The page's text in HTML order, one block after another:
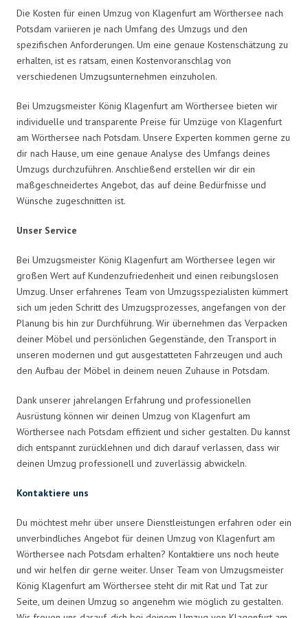
Die Kosten für einen Umzug von Klagenfurt am Wörthersee nach
Potsdam variieren je nach Umfang des Umzugs und den
spezifischen Anforderungen. Um eine genaue Kostenschätzung zu
erhalten, ist es ratsam, einen Kostenvoranschlag von
verschiedenen Umzugsunternehmen einzuholen.
Bei Umzugsmeister König Klagenfurt am Wörthersee bieten wir
individuelle und transparente Preise für Umzüge von Klagenfurt
am Wörthersee nach Potsdam. Unsere Experten kommen gerne zu
dir nach Hause, um eine genaue Analyse des Umfangs deines
Umzugs durchzuführen. Anschließend erstellen wir dir ein
maßgeschneidertes Angebot, das auf deine Bedürfnisse und
Wünsche zugeschnitten ist.
Unser Service
Bei Umzugsmeister König Klagenfurt am Wörthersee legen wir
großen Wert auf Kundenzufriedenheit und einen reibungslosen
Umzug. Unser erfahrenes Team von Umzugsspezialisten kümmert
sich um jeden Schritt des Umzugsprozesses, angefangen von der
Planung bis hin zur Durchführung. Wir übernehmen das Verpacken
deiner Möbel und persönlichen Gegenstände, den Transport in
unseren modernen und gut ausgestatteten Fahrzeugen und auch
den Aufbau der Möbel in deinem neuen Zuhause in Potsdam.
Dank unserer jahrelangen Erfahrung und professionellen
Ausrüstung können wir deinen Umzug von Klagenfurt am
Wörthersee nach Potsdam effizient und sicher gestalten. Du kannst
dich entspannt zurücklehnen und dich darauf verlassen, dass wir
deinen Umzug professionell und zuverlässig abwickeln.
Kontaktiere uns
Du möchtest mehr über unsere Dienstleistungen erfahren oder ein
unverbindliches Angebot für deinen Umzug von Klagenfurt am
Wörthersee nach Potsdam erhalten? Kontaktiere uns noch heute
und wir helfen dir gerne weiter. Unser Team von Umzugsmeister
König Klagenfurt am Wörthersee steht dir mit Rat und Tat zur
Seite, um deinen Umzug so angenehm wie möglich zu gestalten.